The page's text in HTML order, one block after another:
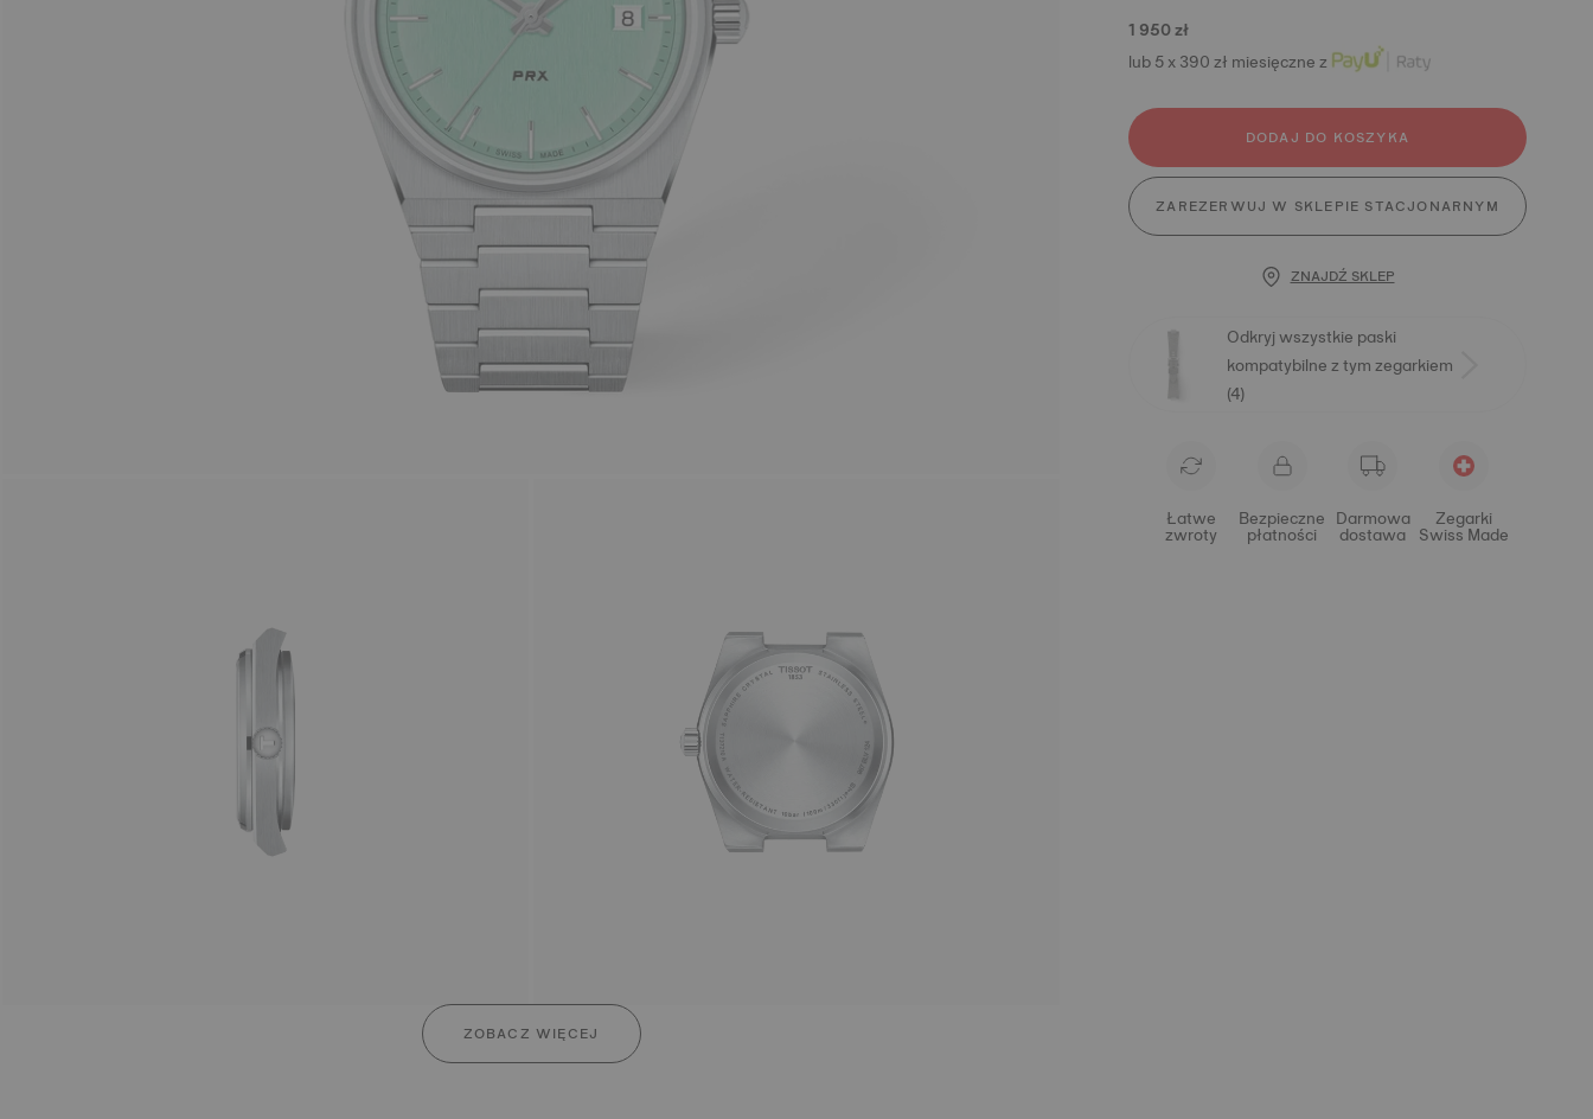
ZOBACZ WIĘCEJ
1 950 zł
lub 5 x 390 zł miesięczne z
DODAJ DO KOSZYKA
ZAREZERWUJ W SKLEPIE STACJONARNYM
ZNAJDŹ SKLEP
Odkryj wszystkie paski
kompatybilne z tym zegarkiem
(4)
Łatwe
zwroty
Bezpieczne
płatności
Darmowa
dostawa
Zegarki
Swiss Made